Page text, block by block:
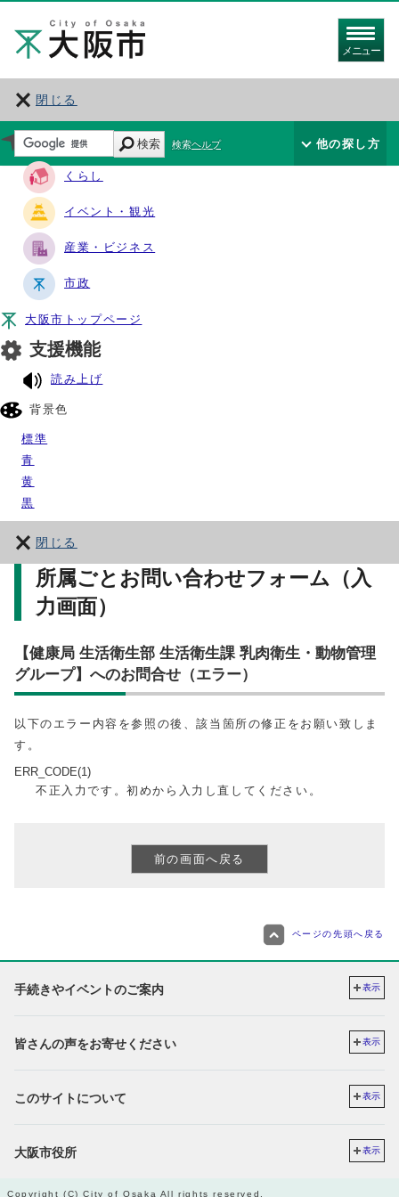
メニュー
閉じる
サイト・ナビ
くらし
イベント・観光
産業・ビジネス
市政
大阪市トップページ
支援機能
読み上げ
背景色
標準
青
黄
黒
閉じる
検索 検索ヘルプ 他の探し方
所属ごとお問い合わせフォーム（入
力画面）
【健康局 生活衛生部 生活衛生課 乳肉衛生・動物管理
グループ】へのお問合せ（エラー）
以下のエラー内容を参照の後、該当箇所の修正をお願い致しま
す。
ERR_CODE(1)
不正入力です。初めから入力し直してください。
ページの先頭へ戻る
手続きやイベントのご案内 表示
皆さんの声をお寄せください 表示
このサイトについて 表示
大阪市役所 表示
Copyright (C) City of Osaka All rights reserved.